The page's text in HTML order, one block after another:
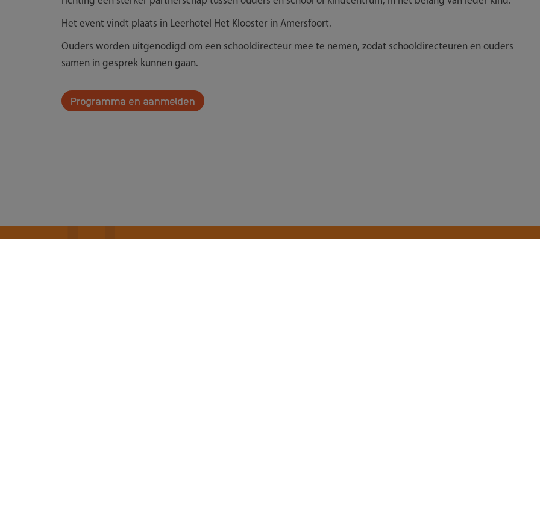
Het event vindt plaats in Leerhotel Het Klooster in Amersfoort.
Ouders worden uitgenodigd om een schooldirecteur mee te nemen, zodat schooldirecteuren en ouders
samen in gesprek kunnen gaan.
Programma en aanmelden